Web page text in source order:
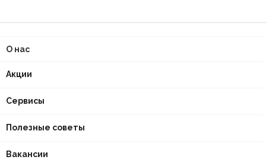
О нас
Акции
Сервисы
Полезные советы
Вакансии